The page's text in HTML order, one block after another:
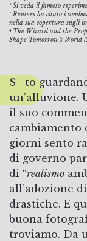
² Si veda il famoso
³ Reuters ha citato i
nella sua copertura sugli
⁴ The Wizard and the
Shape Tomorrow’s World
Sto guardando al telegiornale il servizio su
un’alluvione.
il suo
cambiamento
giorni sento
di governo
di “realismo
all’adozione
drastiche. E
buona
troviamo. Da